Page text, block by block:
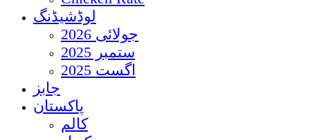
لوڈشیڈنگ
جولائی 2026
ستمبر 2025
اگست 2025
جابز
پاکستان
کالم